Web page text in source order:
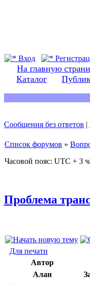
Вход
На главную
Каталог
Сообщения без ответов |
Список форумов »
Часовой пояс: UTC + 3
Проблема
Для печати
Автор
Алан